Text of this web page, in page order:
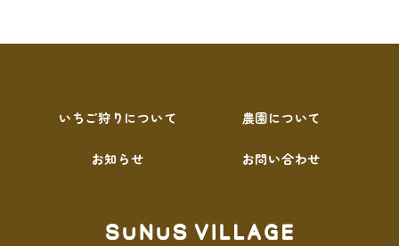
いちご狩りについて 農園について
お知らせ お問い合わせ